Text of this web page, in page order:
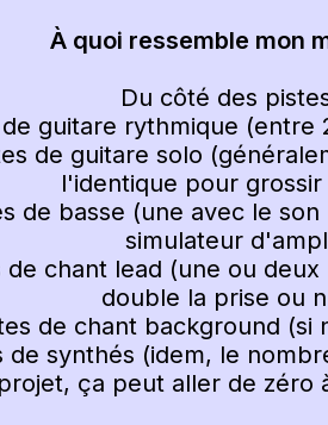
À quoi ressemble mon
Du côté des
guitare rythmique (entre
de guitare solo
l'identique pour grossir
de basse (une avec le
simulateur
de chant lead (une ou
double la prise ou
de chant background (si
de synthés (idem, le
projet, ça peut aller de zéro